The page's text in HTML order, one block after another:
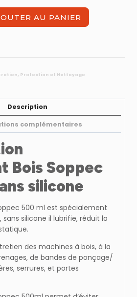
AU PANIER
, Protection et Nettoyage
Description
complémentaires
Bois Soppec
silicone
500 ml est spécialement
silicone il lubrifie, réduit la
des machines à bois, à la
de bandes de ponçage/
serrures, et portes